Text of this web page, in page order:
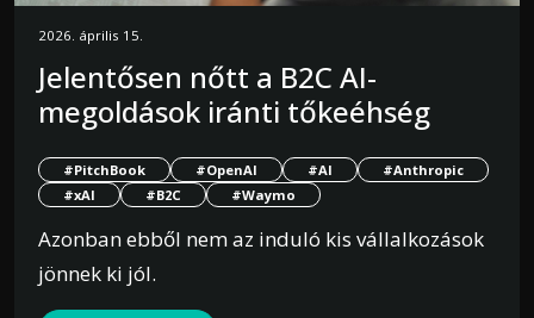
2026. április 15.
Jelentősen nőtt a B2C AI-
megoldások iránti tőkeéhség
#PitchBook #OpenAI #AI
#Anthropic
#xAI
#B2C #Waymo
Azonban ebből nem az induló kis vállalkozások
jönnek ki jól.